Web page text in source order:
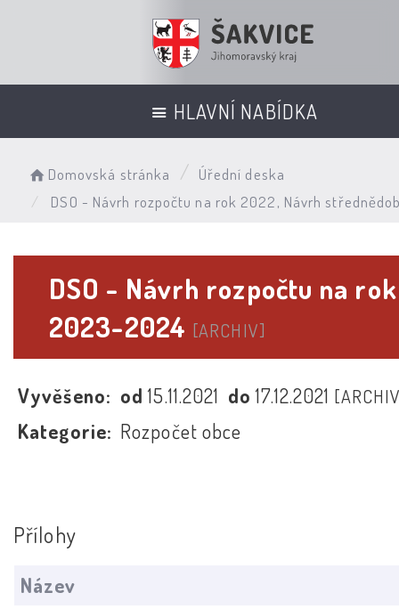
HLAVNÍ NABÍDKA
Domovská stránka
Úřední deska
DSO - Návrh rozpočtu na rok 2022, Návrh
DSO - Návrh rozpočtu na
2023-2024 [ARCHIV]
Vyvěšeno: od15.11.2021 do17.12.2021
Kategorie: Rozpočet obce
Přílohy
Název